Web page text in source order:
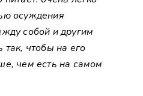
осуждения
собой и другим
так, чтобы на его
чем есть на самом